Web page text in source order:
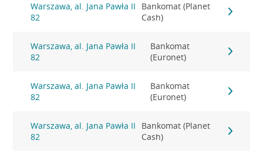
Warszawa, al. Jana Pawła II
82
Bankomat (Planet
Cash)
Warszawa, al. Jana Pawła II
82
Bankomat
(Euronet)
Warszawa, al. Jana Pawła II
82
Bankomat
(Euronet)
Warszawa, al. Jana Pawła II
82
Bankomat (Planet
Cash)